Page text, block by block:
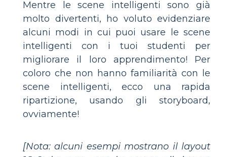
Mentre le scene intelligenti sono già
molto divertenti, ho voluto evidenziare
alcuni modi in cui puoi usare le scene
intelligenti con i tuoi studenti per
migliorare il loro apprendimento! Per
coloro che non hanno familiarità con le
scene intelligenti, ecco una rapida
ripartizione, usando gli storyboard,
ovviamente!
[Nota: alcuni esempi mostrano il layout